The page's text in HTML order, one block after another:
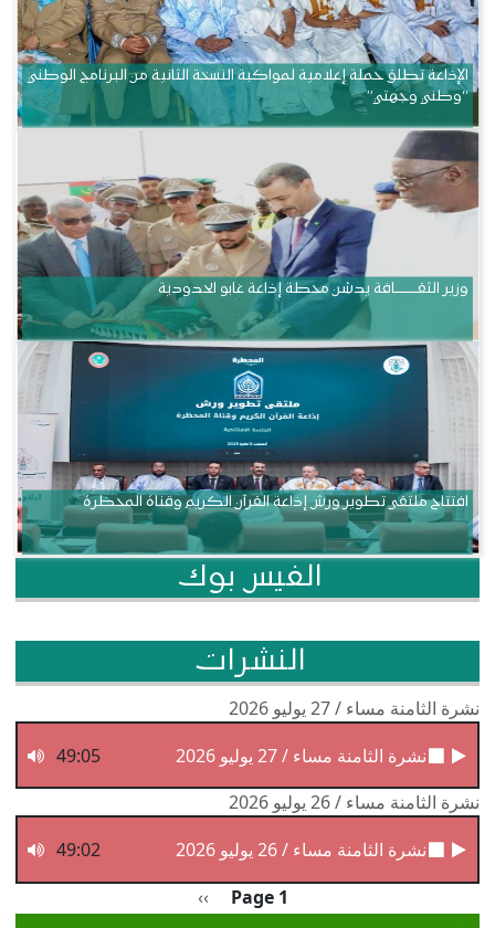
الإذاعة تطلق حملة إعلامية لمواكبة النسخة الثانية من البرنامج الوطني
“وطني وجهتي”
وزير الثقــــــــــافة يدشن محطة إذاعة غابو الحدودية
افتتاح ملتقى تطوير ورش إذاعة القرآن الكريم وقناة المحظرة
الفيس بوك
النشرات
نشرة الثامنة مساء / 27 يوليو 2026
نشرة الثامنة مساء / 27 يوليو 2026
49:05
نشرة الثامنة مساء / 26 يوليو 2026
نشرة الثامنة مساء / 26 يوليو 2026
49:02
Page 1 الصفحة التالية
››